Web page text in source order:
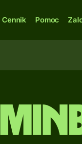
Cennik Pomoc